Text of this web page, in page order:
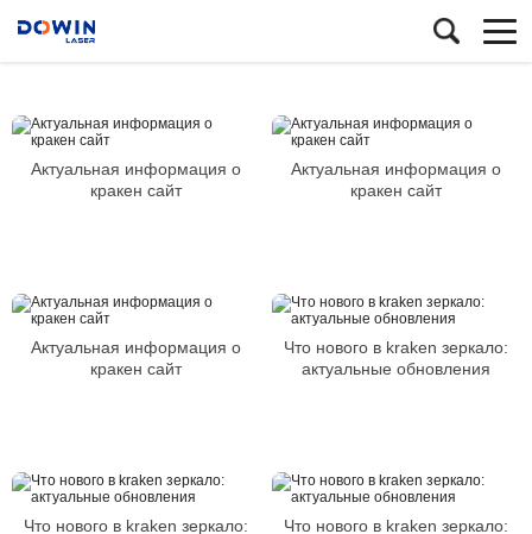
Актуальная информация о
кракен сайт
Актуальная информация о
кракен сайт
Актуальная информация о
кракен сайт
Что нового в kraken зеркало:
актуальные обновления
Что нового в kraken зеркало:
Что нового в kraken зеркало: